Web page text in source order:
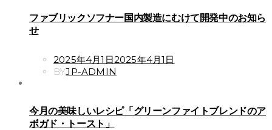
ファブリックソフナー国内製造にむけて開発中のお知ら
せ
POSTED
ON
2025年4月1日2025年4月1日
BYJP-ADMIN
今月の美味しいレシピ「グリーンファイトブレンドのア
ボガド・トースト」